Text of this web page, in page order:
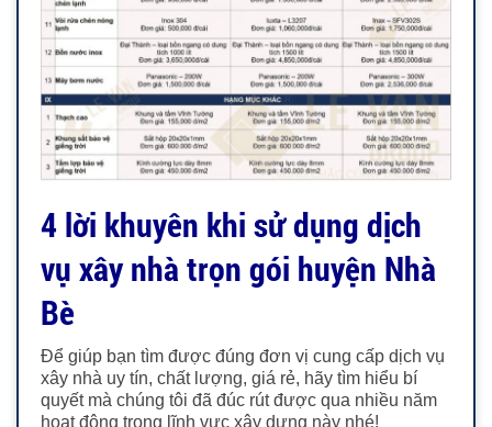
4 lời khuyên khi sử dụng dịch
vụ xây nhà trọn gói huyện Nhà
Bè
Để giúp bạn tìm được đúng đơn vị cung cấp dịch vụ
xây nhà uy tín, chất lượng, giá rẻ, hãy tìm hiểu bí
quyết mà chúng tôi đã đúc rút được qua nhiều năm
hoạt động trong lĩnh vực xây dựng này nhé!